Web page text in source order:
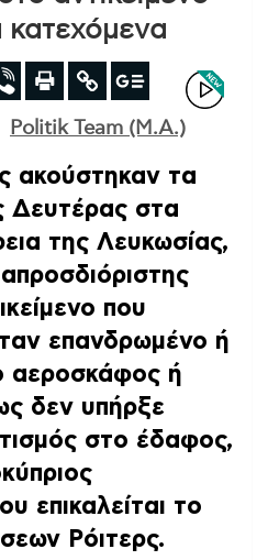
κατεχόμενα
Politik Team (Μ.Α.)
ακούστηκαν τα
Δευτέρας στα
της Λευκωσίας,
που
επανδρωμένο ή
αεροσκάφος ή
δεν υπήρξε
στο έδαφος,
επικαλείται το
Ρόιτερς.